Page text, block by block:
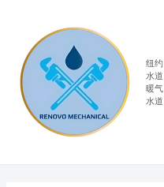
content
纽
水
暖
水